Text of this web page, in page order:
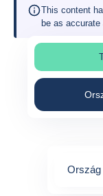
This content
be as